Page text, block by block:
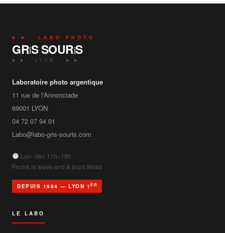
■ ■ LABO PHOTO
GRiS SOURiS
■ ■ LYON ■ ■
Laboratoire photo argentique
11 rue de l'Annonciade
69001 LYON
04 72 07 94 01
Labo@labo-gris-souris.com
Lun–Ven 11h–19h
Fermé le week-end & jours fériés
DEPUIS 1984 — LYON 1 ER
LE LABO